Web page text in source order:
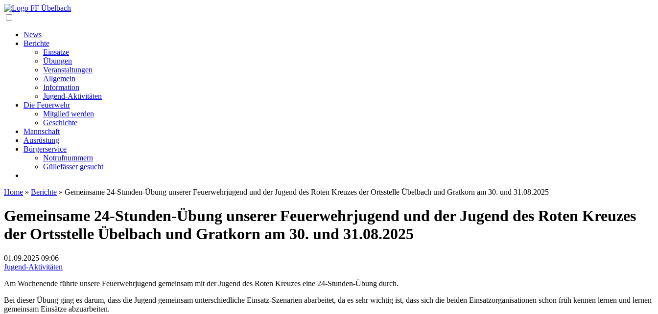
News
Berichte
Einsätze
Übungen
Veranstaltungen
Allgemein
Information
Jugend-Aktivitäten
Die Feuerwehr
Mitglied werden
Geschichte
Mannschaft
Ausrüstung
Bürgerservice
Notrufnummern
Güllefässer gesucht
Home » Berichte » Gemeinsame 24-Stunden-Übung unserer Feuerwehrjugend und der Jugend des Roten Kreuzes der Ortsstelle Übelbach und Gratkorn am 30. und 31.08.2025
Gemeinsame 24-Stunden-Übung unserer Feuerwehrjugend und der Jugend des Roten Kreuzes
der Ortsstelle Übelbach und Gratkorn am 30. und 31.08.2025
01.09.2025 09:06
Jugend-Aktivitäten
Am Wochenende führte unsere Feuerwehrjugend gemeinsam mit der Jugend des Roten Kreuzes eine 24-Stunden-Übung durch.
Bei dieser Übung ging es darum, dass die Jugend gemeinsam unterschiedliche Einsatz-Szenarien abarbeitet, da es sehr wichtig ist, dass sich die beiden Einsatzorganisationen schon früh kennen lernen und lernen
gemeinsam Einsätze abzuarbeiten.